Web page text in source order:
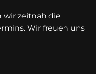
wir zeitnah die
Wir freuen uns